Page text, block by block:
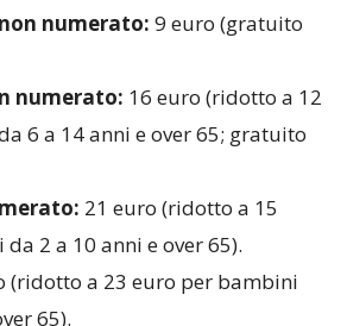
biglietti (validi per entrambe
numerato: 9 euro (gratuito
numerato:
6 a 14 anni e over 65; gratuito
21 euro (ridotto a 15
2 a 10 anni e over 65).